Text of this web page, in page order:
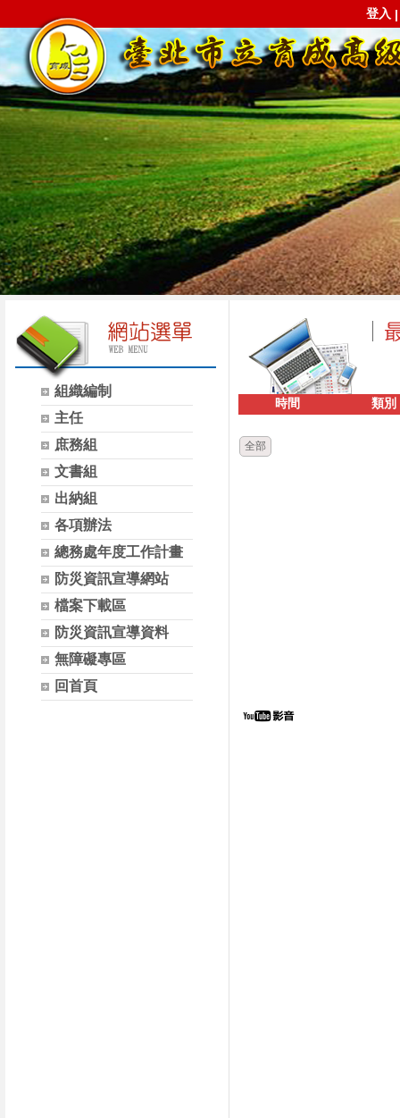
登入
組織編制
主任
庶務組
文書組
出納組
各項辦法
總務處年度工作計畫
防災資訊宣導網站
檔案下載區
防災資訊宣導資料
無障礙專區
回首頁
時間 類別
全部